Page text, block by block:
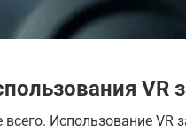
VR
Использование VR